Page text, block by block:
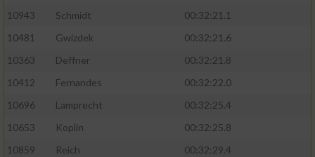
10943
Schmidt
00:32:21.1
10481
Gwizdek
00:32:21.6
10363
Deffner
00:32:21.8
10412
Fernandes
00:32:22.0
10696
Lamprecht
00:32:25.4
10653
Koplin
00:32:25.8
10859
Reich
00:32:29.4
auf einem Endgerät
Verwendung reduzierter Daten zur Auswahl
von Werbeanzeigen
Erstellung von Profilen für personalisierte
Werbung
Verwendung von Profilen zur Auswahl